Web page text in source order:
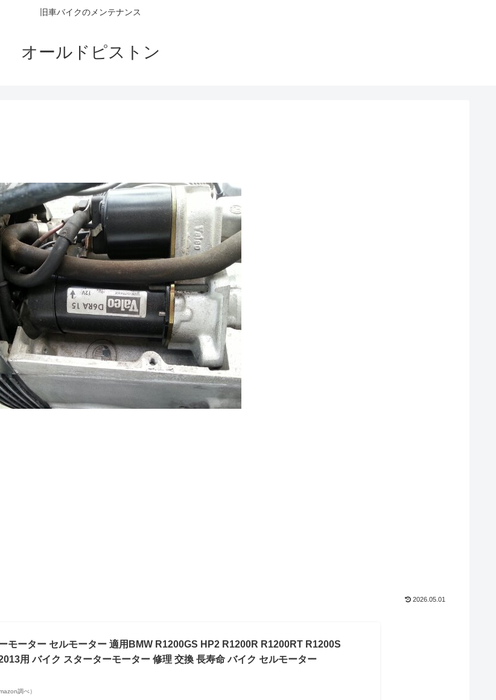
旧車バイクのメンテナンス
オールドピストン
2026.05.01
モーター セルモーター 適用BMW R1200GS HP2 R1200R R1200RT R1200S
用 バイク スターターモーター 修理 交換 長寿命 バイク セルモーター
調べ）